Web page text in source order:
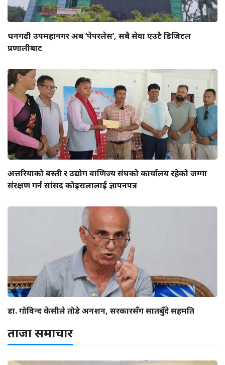
धनगढी उपमहानगर अब ‘पेपरलेस’, सबै सेवा एउटै डिजिटल
प्रणालीबाट
अत्तरियाको बस्ती र उद्योग वाणिज्य संघको कार्यालय रहेको जग्गा
संरक्षण गर्न सांसद कोइरालालाई ज्ञापनपत्र
डा. गोविन्द केसीले तोडे अनशन, सरकारसँग सातबुँदे सहमति
ताजा समाचार